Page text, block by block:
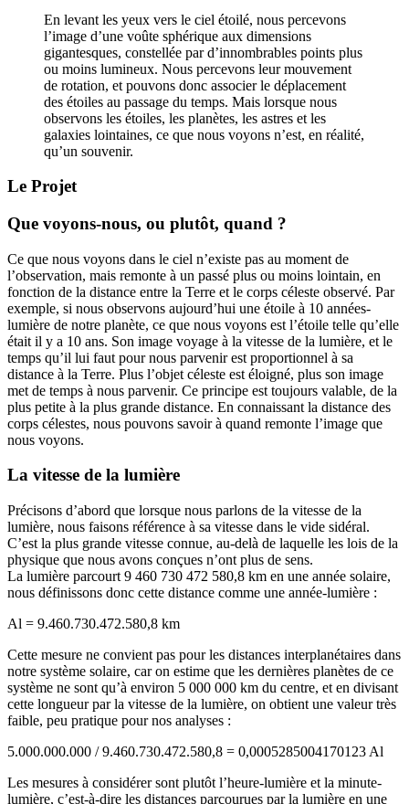
En levant les yeux vers le ciel étoilé, nous percevons
l’image d’une voûte sphérique aux dimensions
gigantesques, constellée par d’innombrables points plus
ou moins lumineux. Nous percevons leur mouvement
de rotation, et pouvons donc associer le déplacement
des étoiles au passage du temps. Mais lorsque nous
observons les étoiles, les planètes, les astres et les
galaxies lointaines, ce que nous voyons n’est, en réalité,
qu’un souvenir.
Le Projet
Que voyons-nous, ou plutôt, quand ?
Ce que nous voyons dans le ciel n’existe pas au moment de
l’observation, mais remonte à un passé plus ou moins lointain, en
fonction de la distance entre la Terre et le corps céleste observé. Par
exemple, si nous observons aujourd’hui une étoile à 10 années-
lumière de notre planète, ce que nous voyons est l’étoile telle qu’elle
était il y a 10 ans. Son image voyage à la vitesse de la lumière, et le
temps qu’il lui faut pour nous parvenir est proportionnel à sa
distance à la Terre. Plus l’objet céleste est éloigné, plus son image
met de temps à nous parvenir. Ce principe est toujours valable, de la
plus petite à la plus grande distance. En connaissant la distance des
corps célestes, nous pouvons savoir à quand remonte l’image que
nous voyons.
La vitesse de la lumière
Précisons d’abord que lorsque nous parlons de la vitesse de la
lumière, nous faisons référence à sa vitesse dans le vide sidéral.
C’est la plus grande vitesse connue, au-delà de laquelle les lois de la
physique que nous avons conçues n’ont plus de sens.
La lumière parcourt 9 460 730 472 580,8 km en une année solaire,
nous définissons donc cette distance comme une année-lumière :
Al = 9.460.730.472.580,8 km
Cette mesure ne convient pas pour les distances interplanétaires dans
notre système solaire, car on estime que les dernières planètes de ce
système ne sont qu’à environ 5 000 000 km du centre, et en divisant
cette longueur par la vitesse de la lumière, on obtient une valeur très
faible, peu pratique pour nos analyses :
5.000.000.000 / 9.460.730.472.580,8 = 0,0005285004170123 Al
Les mesures à considérer sont plutôt l’heure-lumière et la minute-
lumière, c’est-à-dire les distances parcourues par la lumière en une